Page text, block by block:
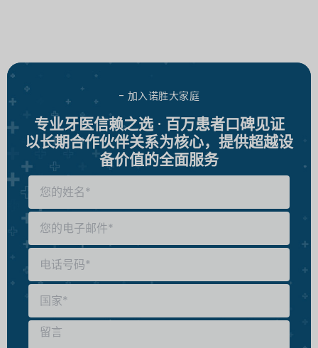
- 加入诺胜大家庭
专业牙医信赖之选 · 百万患者口碑见证
以长期合作伙伴关系为核心，提供超越设
备价值的全面服务